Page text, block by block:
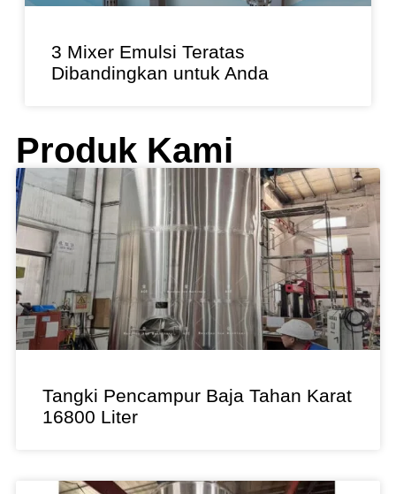
3 Mixer Emulsi Teratas
Dibandingkan untuk Anda
Produk Kami
Tangki Pencampur Baja Tahan Karat
16800 Liter